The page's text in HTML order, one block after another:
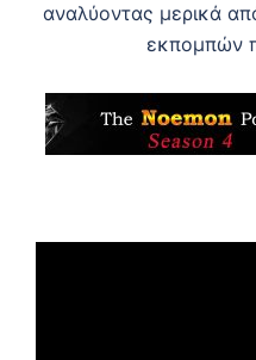
αναλύοντας μερικά
εκπομπών